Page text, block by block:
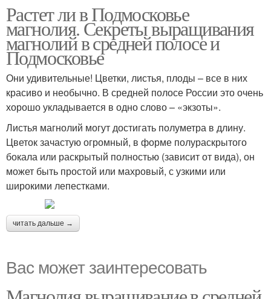
Растет ли в Подмосковье
магнолия. Секреты выращивания
магнолий в средней полосе и
Подмосковье
Они удивительные! Цветки, листья, плоды – все в них
красиво и необычно. В средней полосе России это очень
хорошо укладывается в одно слово – «экзоты».
Листья магнолий могут достигать полуметра в длину.
Цветок зачастую огромный, в форме полураскрытого
бокала или раскрытый полностью (зависит от вида), он
может быть простой или махровый, с узкими или
широкими лепестками.
читать дальше →
Вас может заинтересовать